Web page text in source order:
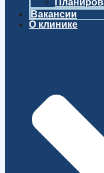
Вакансии
О клинике